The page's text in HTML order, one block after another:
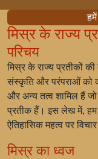
मिस्र के राज्य
परिचय
मिस्र के राज्य प्रतीकों
संस्कृति और परंपराओं को
और अन्य तत्व शामिल हैं जो
प्रतीक हैं। इस लेख में, हम
ऐतिहासिक महत्व पर
मिस्र का ध्वज